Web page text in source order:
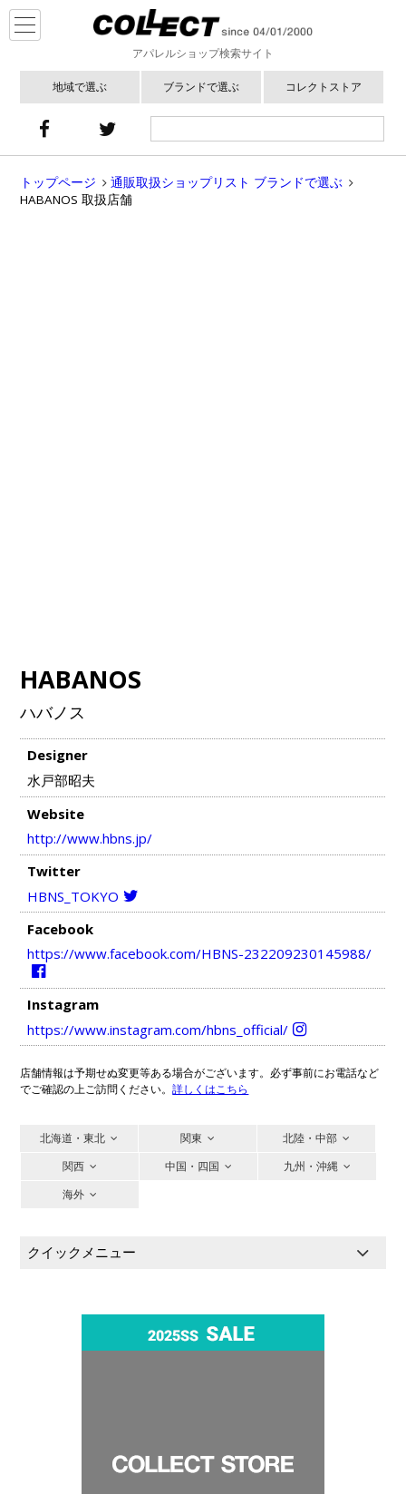
アパレルショップ検索サイト
地域で選ぶ ブランドで選ぶ コレクトストア
トップページ
通販取扱ショップリスト ブランドで選ぶ
HABANOS 取扱店舗
HABANOS
ハバノス
Designer
水戸部昭夫
Website
http://www.hbns.jp/
Twitter
HBNS_TOKYO
Facebook
https://www.facebook.com/HBNS-232209230145988/
Instagram
https://www.instagram.com/hbns_official/
店舗情報は予期せぬ変更等ある場合がございます。必ず事前にお電話など
でご確認の上ご訪問ください。詳しくはこちら
北海道・東北 関東
北陸・中部
関西
中国・四国
九州・沖縄
海外
クイックメニュー